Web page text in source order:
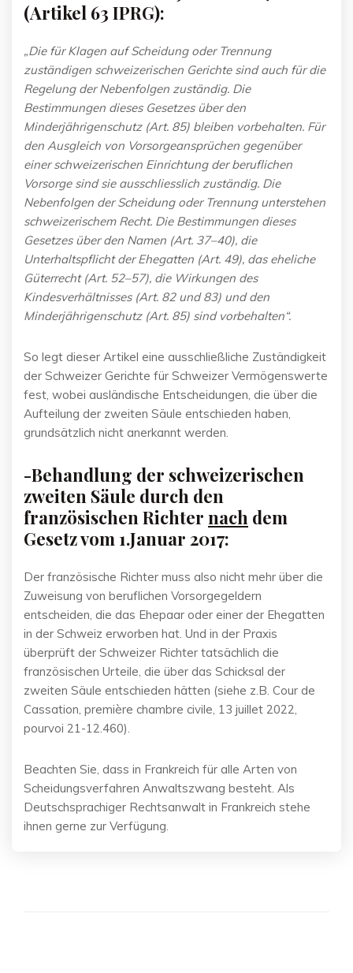
(Artikel 63 IPRG):
„Die für Klagen auf Scheidung oder Trennung
zuständigen schweizerischen Gerichte sind auch für die
Regelung der Nebenfolgen zuständig. Die
Bestimmungen dieses Gesetzes über den
Minderjährigenschutz (Art. 85) bleiben vorbehalten. Für
den Ausgleich von Vorsorgeansprüchen gegenüber
einer schweizerischen Einrichtung der beruflichen
Vorsorge sind sie ausschliesslich zuständig. Die
Nebenfolgen der Scheidung oder Trennung unterstehen
schweizerischem Recht. Die Bestimmungen dieses
Gesetzes über den Namen (Art. 37–40), die
Unterhaltspflicht der Ehegatten (Art. 49), das eheliche
Güterrecht (Art. 52–57), die Wirkungen des
Kindesverhältnisses (Art. 82 und 83) und den
Minderjährigenschutz (Art. 85) sind vorbehalten“.
So legt dieser Artikel eine ausschließliche Zuständigkeit
der Schweizer Gerichte für Schweizer Vermögenswerte
fest, wobei ausländische Entscheidungen, die über die
Aufteilung der zweiten Säule entschieden haben,
grundsätzlich nicht anerkannt werden.
-Behandlung der schweizerischen
zweiten Säule durch den
französischen Richter nach dem
Gesetz vom 1.Januar 2017:
Der französische Richter muss also nicht mehr über die
Zuweisung von beruflichen Vorsorgegeldern
entscheiden, die das Ehepaar oder einer der Ehegatten
in der Schweiz erworben hat. Und in der Praxis
überprüft der Schweizer Richter tatsächlich die
französischen Urteile, die über das Schicksal der
zweiten Säule entschieden hätten (siehe z.B. Cour de
Cassation, première chambre civile, 13 juillet 2022,
pourvoi 21-12.460).
Beachten Sie, dass in Frankreich für alle Arten von
Scheidungsverfahren Anwaltszwang besteht. Als
Deutschsprachiger Rechtsanwalt in Frankreich stehe
ihnen gerne zur Verfügung.